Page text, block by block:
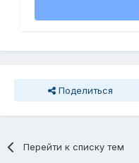
Поделиться
Перейти к списку тем